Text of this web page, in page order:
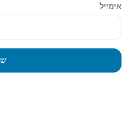
will be hidden. Drag and drop
Image
Rating
אימייל